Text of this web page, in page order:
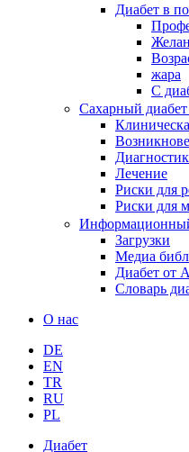
Диабет в
жара
С
Сахарный
Лечение
Риски для
Риски для
Загрузки
Медиа
Диабет от
Словарь
О нас
DE
EN
TR
RU
PL
Диабет